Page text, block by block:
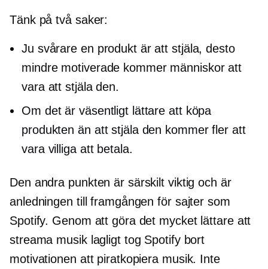
Tänk på två saker:
Ju svårare en produkt är att stjäla, desto
mindre motiverade kommer människor att
vara att stjäla den.
Om det är väsentligt lättare att köpa
produkten än att stjäla den kommer fler att
vara villiga att betala.
Den andra punkten är särskilt viktig och är
anledningen till framgången för sajter som
Spotify. Genom att göra det mycket lättare att
streama musik lagligt tog Spotify bort
motivationen att piratkopiera musik. Inte